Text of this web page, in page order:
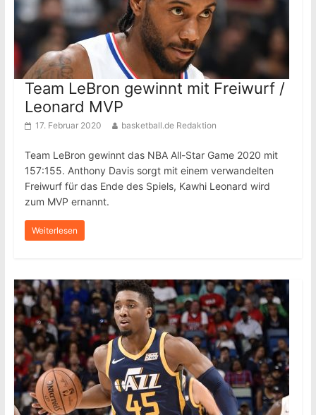
Team LeBron gewinnt mit Freiwurf /
Leonard MVP
17. Februar 2020 basketball.de Redaktion
Team LeBron gewinnt das NBA All-Star Game 2020 mit
157:155. Anthony Davis sorgt mit einem verwandelten
Freiwurf für das Ende des Spiels, Kawhi Leonard wird
zum MVP ernannt.
Weiterlesen